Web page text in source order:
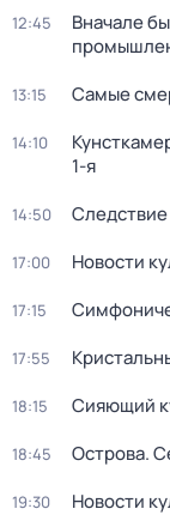
12:45
Вначале
13:15 Самые
14:10
1-я
14:50
17:00 Новости
17:15
17:55
18:15 Сияющий
18:45 Острова.
19:30 Новости